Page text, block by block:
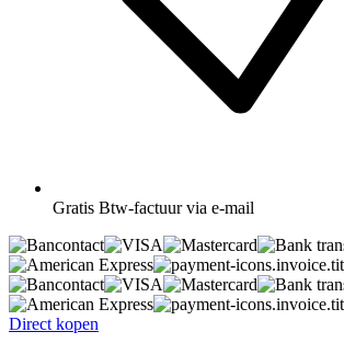
Gratis Btw-factuur via e-mail
Direct kopen